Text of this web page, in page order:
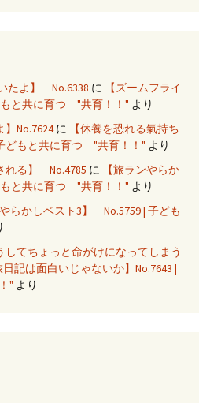
たよ】 No.6338 に
【ズームフライ
もと共に育つ "共育！！" より
】No.7624に
【休養を恐れる氣持ち
どもと共に育つ "共育！！" より
れる】 No.4785 に
【旅ランやらか
と共に育つ "共育！！" より
やらかしベスト3】 No.5759 | 子ども
してちょっと命がけになってしまう
日記は面白いじゃないか】No.7643 |
" より